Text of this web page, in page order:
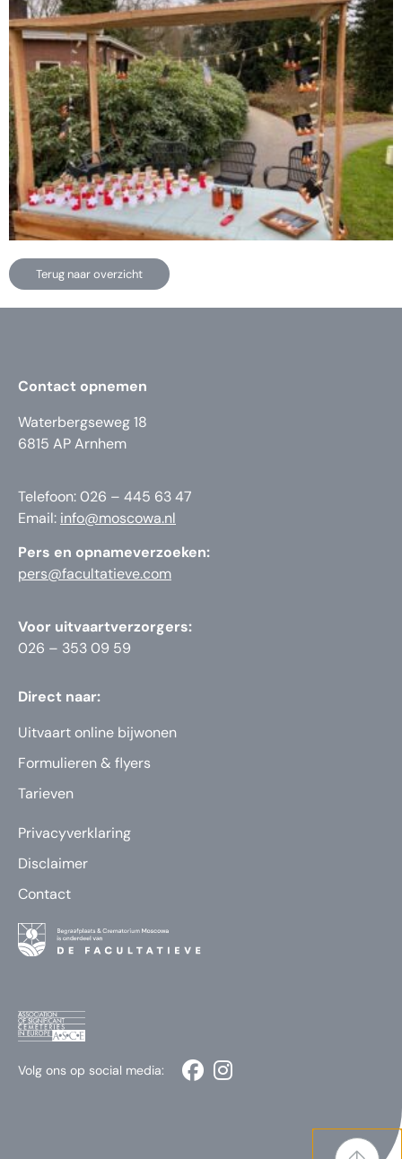
Terug naar overzicht
Contact opnemen
Waterbergseweg 18
6815 AP Arnhem
Telefoon: 026 – 445 63 47
Email: info@moscowa.nl
Pers en opnameverzoeken:
pers@facultatieve.com
Voor uitvaartverzorgers:
026 – 353 09 59
Direct naar:
Uitvaart online bijwonen
Formulieren & flyers
Tarieven
Privacyverklaring
Disclaimer
Contact
Volg ons op social media: